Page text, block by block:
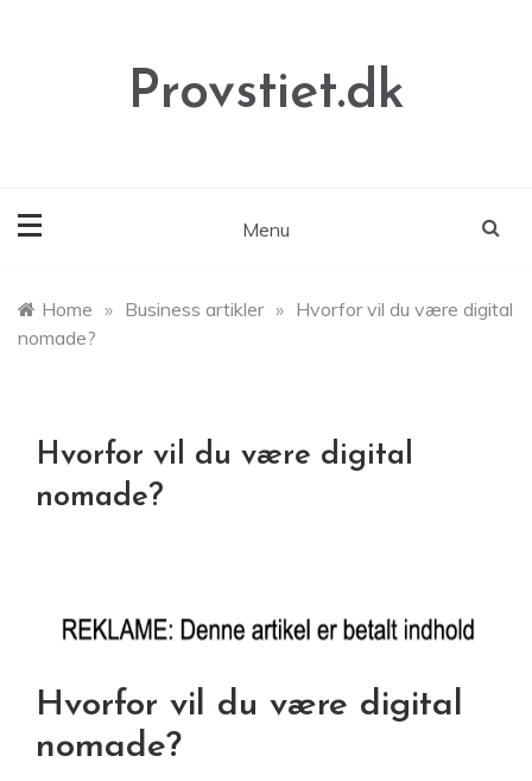
Provstiet.dk
Menu
Home » Business artikler » Hvorfor vil du være digital
nomade?
Hvorfor vil du være digital
nomade?
Hvorfor vil du være digital
nomade?